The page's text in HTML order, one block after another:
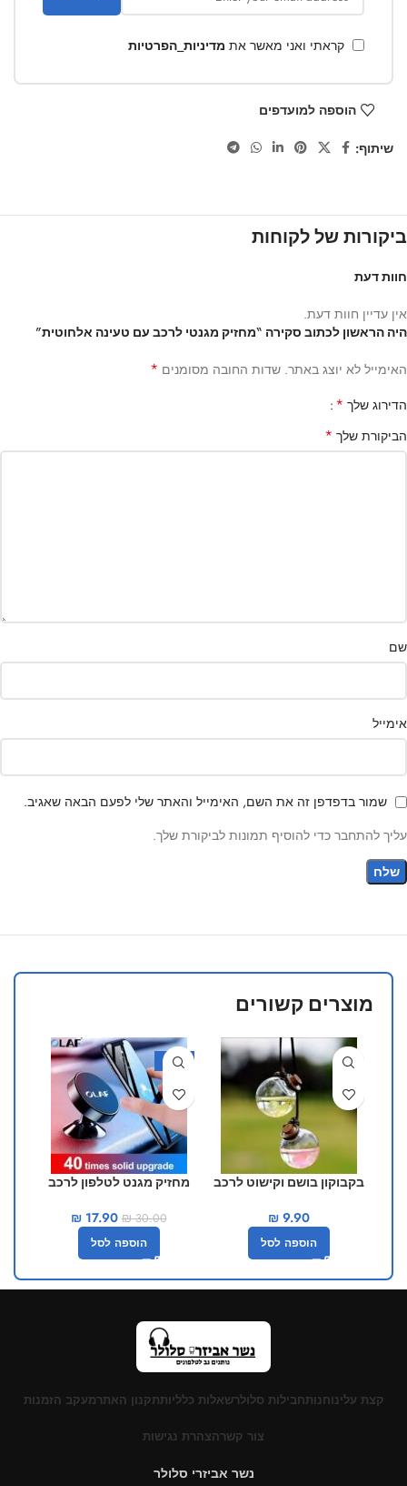
קראתי ואני מאשר את מדיניות_הפרטיות
הוספה למועדפים
שיתוף:
ביקורות של לקוחות
חוות דעת
אין עדיין חוות דעת.
היה הראשון לכתוב סקירה “מחזיק מגנטי לרכב עם טעינה אלחוטית”
האימייל לא יוצג באתר. שדות החובה מסומנים *
הדירוג שלך *
הביקורת שלך *
שם
אימייל
שמור בדפדפן זה את השם, האימייל והאתר שלי לפעם הבאה שאגיב.
עליך להתחבר כדי להוסיף תמונות לביקורת שלך.
מוצרים קשורים
בקבוקון בושם וקישוט לרכב
₪9.90
הוספה לסל
-40%
מחזיק מגנט לטלפון לרכב
₪30.00
₪17.90
הוספה לסל
קצת עלינוחנותחבילות סלולרשאלות כלליותתקנון האתרמעקב הזמנות
צור קשרהצהרת נגישות
נשר אביזרי סלולר